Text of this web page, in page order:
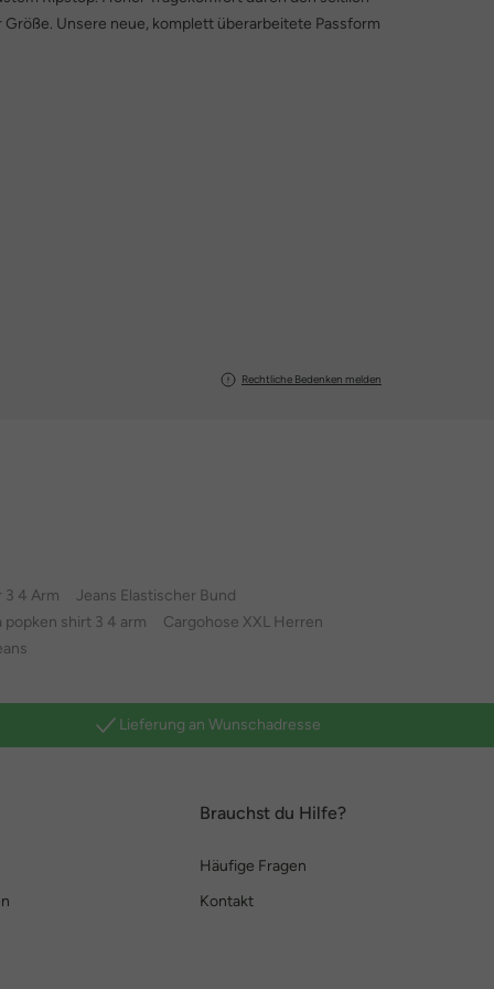
Unsere neue, komplett überarbeitete Passform
Rechtliche Bedenken melden
3 4 Arm
Jeans Elastischer Bund
popken shirt 3 4 arm
Cargohose XXL Herren
Lieferung an Wunschadresse
Brauchst du Hilfe?
Häufige Fragen
Kontakt